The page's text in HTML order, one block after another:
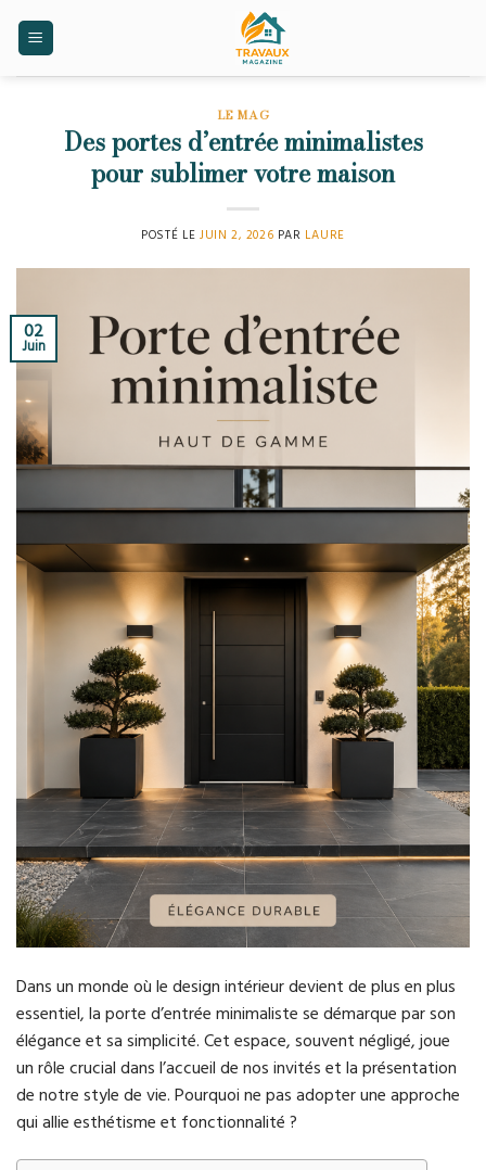
LE MAG
Des portes d’entrée minimalistes
pour sublimer votre maison
POSTÉ LEJUIN 2, 2026 PAR LAURE
02
Juin
Dans un monde où le design intérieur devient de plus en plus
essentiel, la porte d’entrée minimaliste se démarque par son
élégance et sa simplicité. Cet espace, souvent négligé, joue
un rôle crucial dans l’accueil de nos invités et la présentation
de notre style de vie. Pourquoi ne pas adopter une approche
qui allie esthétisme et fonctionnalité ?